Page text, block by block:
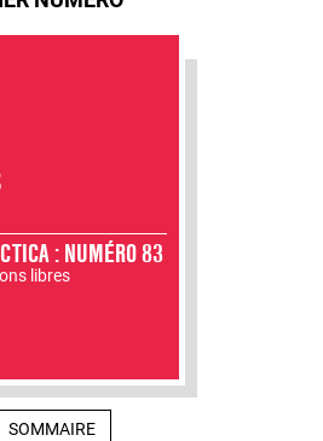
: NUMÉRO 83
libres
SOMMAIRE